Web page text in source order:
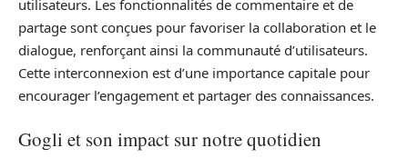
utilisateurs. Les fonctionnalités de commentaire et de
partage sont conçues pour favoriser la collaboration et le
dialogue, renforçant ainsi la communauté d’utilisateurs.
Cette interconnexion est d’une importance capitale pour
encourager l’engagement et partager des connaissances.
Gogli et son impact sur notre quotidien